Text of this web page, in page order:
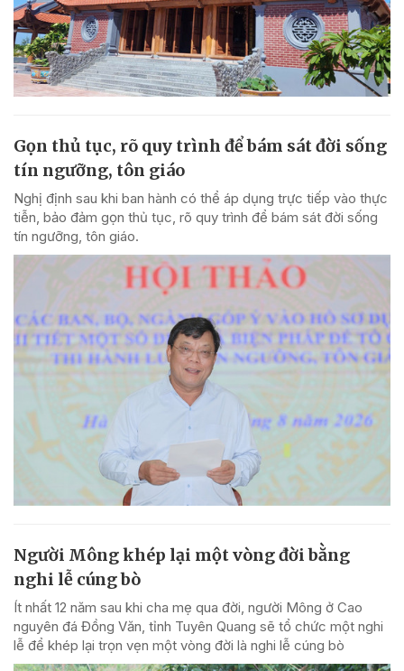
Gọn thủ tục, rõ quy trình để bám sát đời sống
tín ngưỡng, tôn giáo
Nghị định sau khi ban hành có thể áp dụng trực tiếp vào thực
tiễn, bảo đảm gọn thủ tục, rõ quy trình để bám sát đời sống
tín ngưỡng, tôn giáo.
Người Mông khép lại một vòng đời bằng
nghi lễ cúng bò
Ít nhất 12 năm sau khi cha mẹ qua đời, người Mông ở Cao
nguyên đá Đồng Văn, tỉnh Tuyên Quang sẽ tổ chức một nghi
lễ để khép lại trọn vẹn một vòng đời là nghi lễ cúng bò